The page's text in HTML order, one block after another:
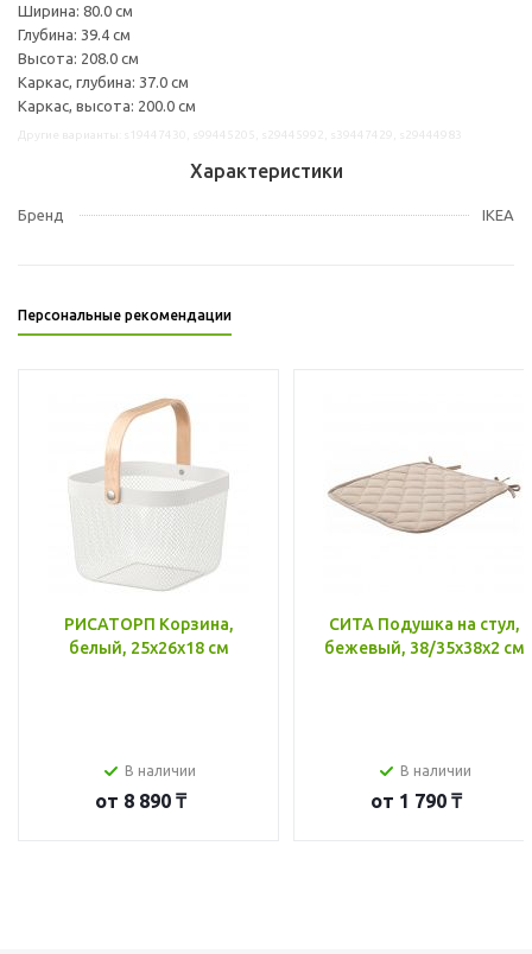
Ширина: 80.0 см
Глубина: 39.4 см
Высота: 208.0 см
Каркас, глубина: 37.0 см
Каркас, высота: 200.0 см
Характеристики
Бренд IKEA
Персональные рекомендации
РИСАТОРП Корзина,
белый, 25x26x18 см
В наличии
от 8 890 ₸
СИТА Подушка на стул,
бежевый, 38/35x38x2 см
В наличии
от 1 790 ₸